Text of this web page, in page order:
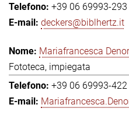
+39 06 69993-293
deckers@biblhertz.it
Mariafrancesca
Fototeca, impiegata
+39 06 69993-422